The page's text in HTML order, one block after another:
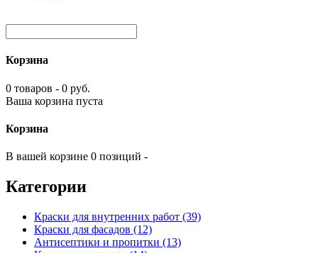
Корзина
0 товаров - 0 руб.
Ваша корзина пуста
Корзина
В вашей корзине 0 позиций -
Категории
Краски для внутренних работ (39)
Краски для фасадов (12)
Антисептики и пропитки (13)